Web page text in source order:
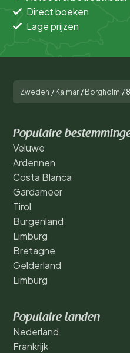
Direct boeken
Lage prijzen
Zweden / Kalmar / Borgholm /
Populaire
Veluwe
Ardennen
Costa Blanca
Gardameer
Tirol
Burgenland
Limburg
Bretagne
Gelderland
Limburg
Populaire landen
Nederland
Frankrijk